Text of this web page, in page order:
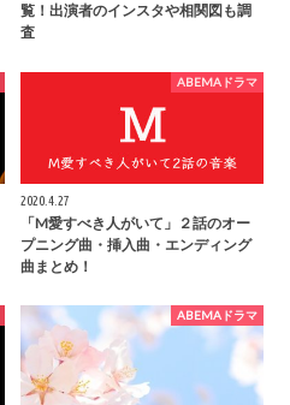
覧！出演者のインスタや相関図も調
査
ABEMAドラマ
2020.4.27
「M愛すべき人がいて」２話のオー
プニング曲・挿入曲・エンディング
曲まとめ！
ABEMAドラマ